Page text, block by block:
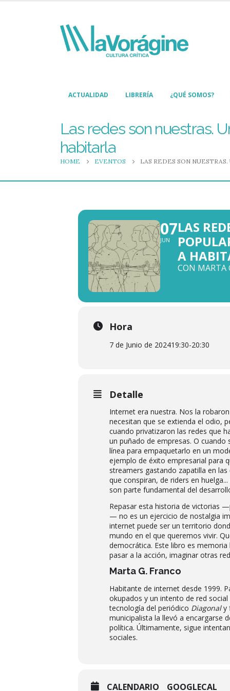
ACTUALIDAD LIBRERÍA ¿QUÉ SOMOS?
Las redes son nuestras.
habitarla
HOME EVENTOS LAS REDES SON
07
JUN
LAS
A
CON MARTA
Hora
7 de Junio de 202419:30-20:30
Detalle
Internet era nuestra. Nos la
necesitan que se extienda el odio,
cuando privatizaron las redes que
un puñado de empresas. O
línea para empaquetarlo en un
ejemplo de éxito empresarial para
streamers gastando zapatilla en
que conspiran, de riders en
son parte fundamental del
Repasar esta historia de victorias
— no es un ejercicio de nostalgia
internet puede ser un territorio
mundo en el que queremos vivir.
democrática. Este libro es
pasar a la acción, imaginar otras
Marta G. Franco
Habitante de internet desde 1999.
okupados y un intento de red
tecnología del periódico Diagonaly
municipalista la llevó a encargarse
política. Últimamente, sigue
sociales.
CALENDARIO GOOGLECAL